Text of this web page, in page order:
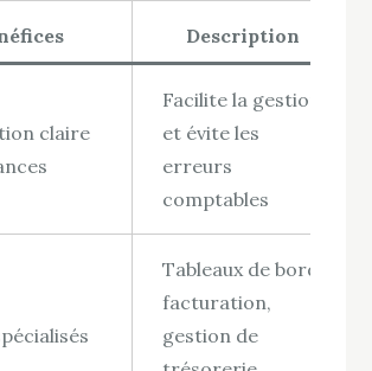
Description
claire
Facilite la gestion
et évite les
erreurs
comptables
Tableaux de bord,
facturation,
gestion de